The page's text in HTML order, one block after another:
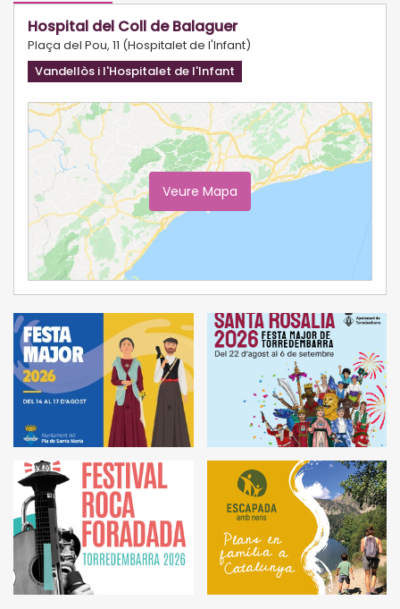
Hospital del Coll de Balaguer
Plaça del Pou, 11 (Hospitalet de l'Infant)
Vandellòs i l'Hospitalet de l'Infant
Veure Mapa